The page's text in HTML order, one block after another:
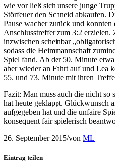
wie vor ließ sich unsere junge
Störfeuer den Schneid abkaufen.
Pause wacher zurück und
Anschlusstreffer zum 3:2 erzielen.
inzwischen scheinbar
sodass die Heimmannschaft
Spiel fand. Ab der 50. Minute
aber wieder an Fahrt auf und Lea
55. und 73. Minute mit ihren
Fazit: Man muss auch die nicht so
hat heute geklappt. Glückwunsch
aufgegeben hat und die unfaire
konsequent fair spielerisch
26. September 2015/von ML
Eintrag teilen